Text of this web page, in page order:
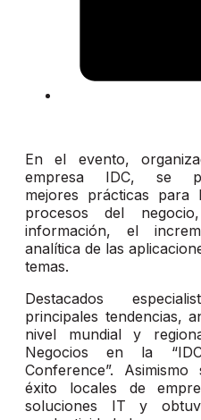
En el evento,
empresa IDC, se
mejores prácticas para
procesos del
información, el
analítica de las
temas.
Destacados
principales tendencias,
nivel mundial y
Negocios en la
Conference”.
éxito locales de
soluciones IT y